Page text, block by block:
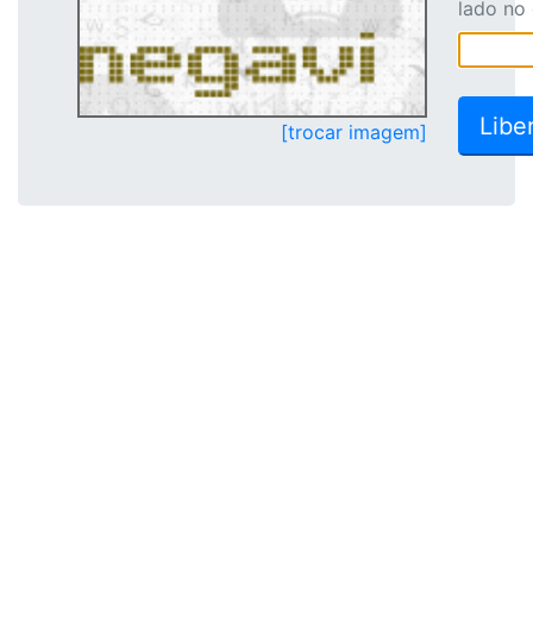
[trocar imagem]
lado no